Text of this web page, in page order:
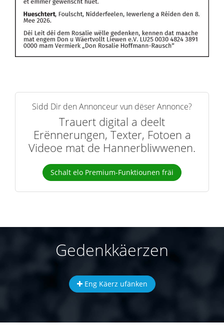
Sidd Dir den Annonceur vun dëser Annonce?
Trauert digital a deelt
Erënnerungen, Texter, Fotoen a
Videoe mat de Hannerbliwwenen.
Schalt elo Premium-Funktiounen fräi
Gedenkkäerzen
Eng Käerz ufänken